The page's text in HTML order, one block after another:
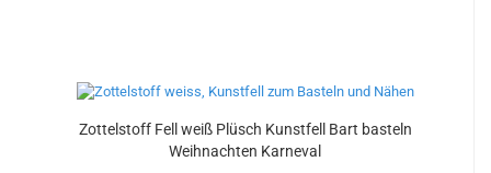
Zottelstoff Fell weiß Plüsch Kunstfell Bart basteln
Weihnachten Karneval